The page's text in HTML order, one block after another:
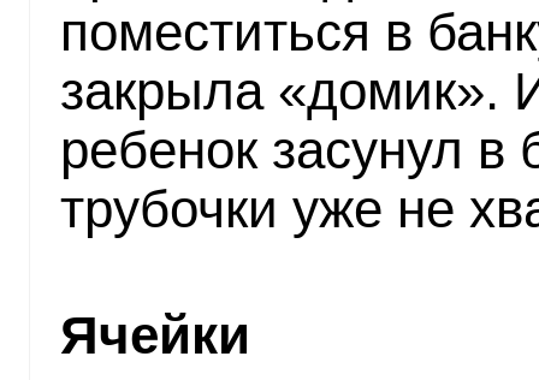
поместиться в
закрыла «домик».
ребенок засунул в
трубочки уже не
Ячейки